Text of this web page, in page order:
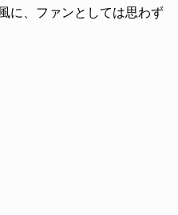
に、ファンとしては思わず